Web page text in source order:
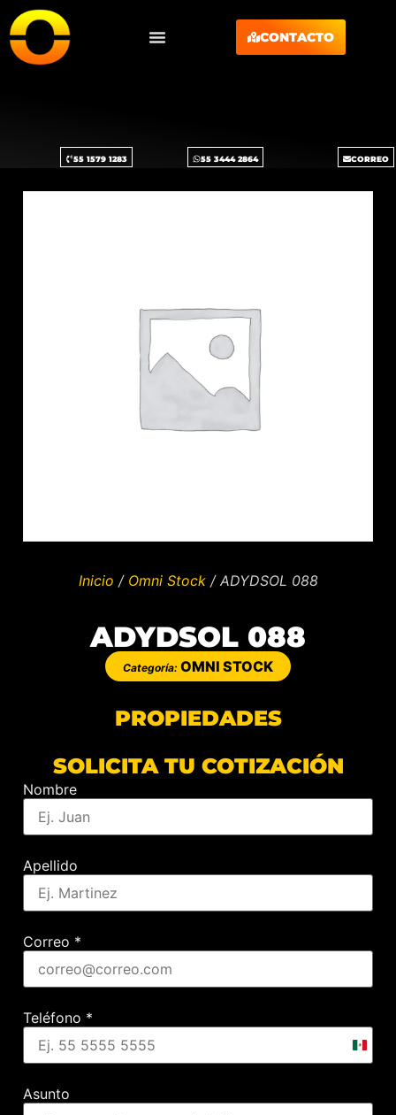
CONTACTO
55 1579 1283 55 3444 2864 CORREO
Inicio / Omni Stock/ ADYDSOL 088
ADYDSOL 088
Categoría: OMNI STOCK
PROPIEDADES
SOLICITA TU COTIZACIÓN
Nombre
Apellido
Correo *
Teléfono *
Asunto